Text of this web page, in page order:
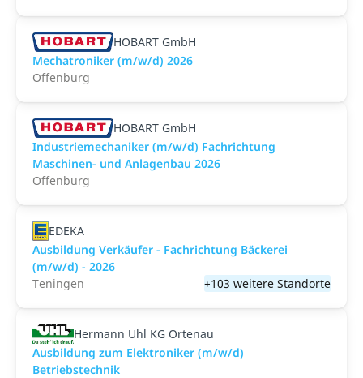
HOBART GmbH
Mechatroniker (m/w/d) 2026
Offenburg
HOBART GmbH
Industriemechaniker (m/w/d) Fachrichtung
Maschinen- und Anlagenbau 2026
Offenburg
EDEKA
Ausbildung Verkäufer - Fachrichtung Bäckerei
(m/w/d) - 2026
Teningen
+103 weitere Standorte
Hermann Uhl KG Ortenau
Ausbildung zum Elektroniker (m/w/d)
Betriebstechnik